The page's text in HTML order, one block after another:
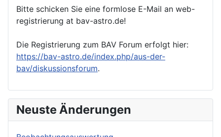
Bitte schicken Sie eine formlose E-Mail an web-
registrierung at bav-astro.de!
Die Registrierung zum BAV Forum erfolgt hier:
https://bav-astro.de/index.php/aus-der-
bav/diskussionsforum.
Neuste Änderungen